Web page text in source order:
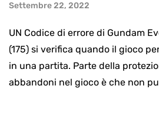
Settembre 22, 2022
UN Codice di errore di Gundam
(175) si verifica quando il gioco
in una partita. Parte della
abbandoni nel gioco è che non